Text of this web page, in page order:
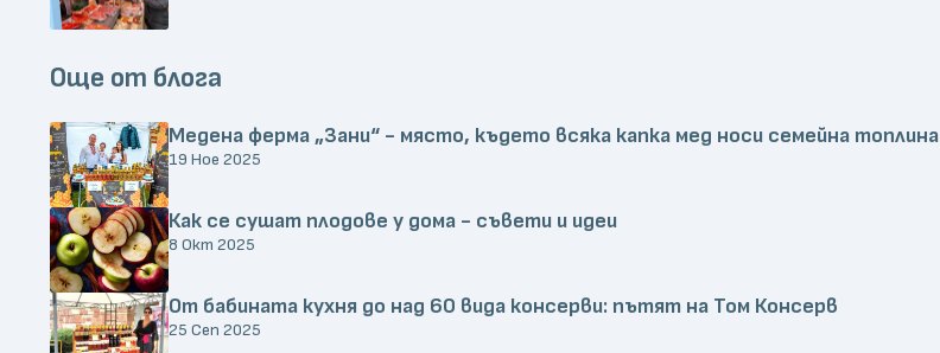
Още от блога
Медена ферма „Зани“ - място, където всяка капка мед носи семейна топлина
19 Ное 2025
Как се сушат плодове у дома - съвети и идеи
8 Окт 2025
От бабината кухня до над 60 вида консерви: пътят на Том Консерв
25 Сеп 2025